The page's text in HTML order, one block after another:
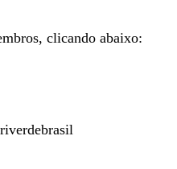
clicando abaixo: